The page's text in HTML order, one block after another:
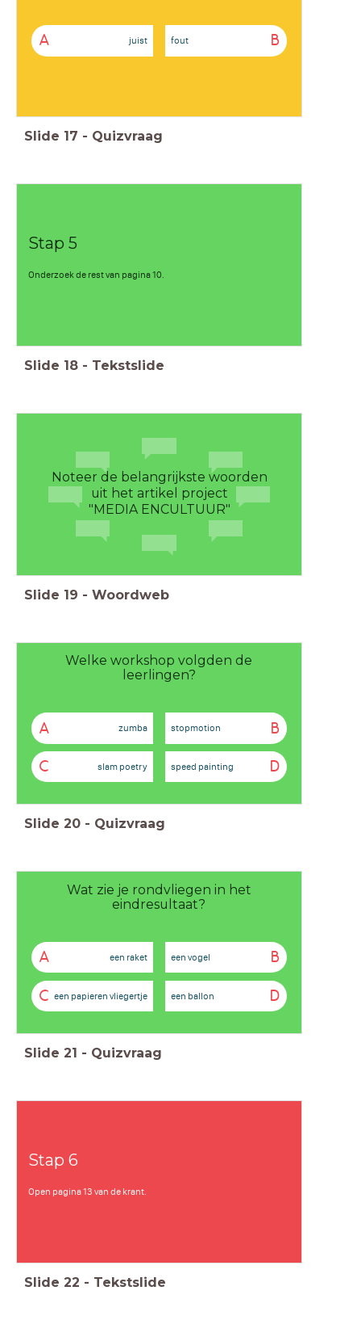
A juist B
fout
Slide 17 - Quizvraag
Stap 5
Onderzoek de rest van pagina 10.
Slide 18 - Tekstslide
Noteer de belangrijkste woorden
uit het artikel project
"MEDIA ENCULTUUR"
Slide 19 - Woordweb
Welke workshop volgden de
leerlingen?
A zumba B
stopmotion
C slam poetry D
speed painting
Slide 20 - Quizvraag
Wat zie je rondvliegen in het
eindresultaat?
A een raket B
een vogel
C een papieren vliegertje D
een ballon
Slide 21 - Quizvraag
Stap 6
Open pagina 13 van de krant.
Slide 22 - Tekstslide